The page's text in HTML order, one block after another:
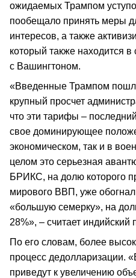
ожидаемых Трампом
пообещало принять меры
интересов, а также
который также находится
с Вашингтоном.
«Введенные Трампом
крупный просчет
что эти тарифы –
свое доминирующее
экономическом, так и в
целом это серьезная
БРИКС, на долю которого
мирового ВВП, уже
«большую семерку», на
28%», – считает индийский
По его словам, более
процесс дедолларизации.
приведут к увеличению